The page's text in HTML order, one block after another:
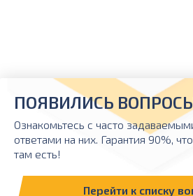
ПОЯВИЛИСЬ
Ознакомьтесь с часто
ответами на них. Гарантия 90%,
там есть!
Перейти к списку